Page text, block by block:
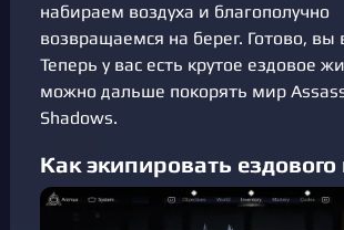
набираем воздуха и благополучно
возвращаемся на берег. Готово,
Теперь у вас есть крутое ездовое
можно дальше покорять мир
Shadows.
Как экипировать